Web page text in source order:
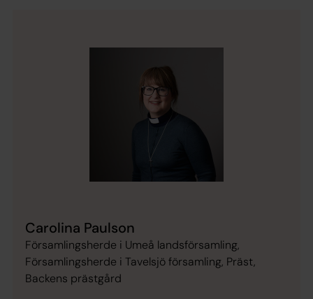
Carolina Paulson
Församlingsherde i Umeå landsförsamling,
Församlingsherde i Tavelsjö församling, Präst,
Backens prästgård